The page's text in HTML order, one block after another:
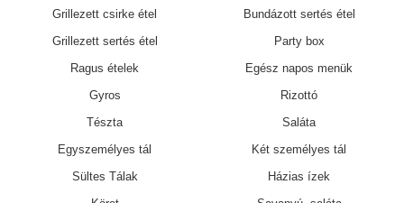
10 .db 40 cm Italian Style Pizza 15400 Ft
Grillezett csirke étel
Bundázott sertés étel
Grillezett sertés étel
Party box
Ragus ételek
Egész napos menük
Gyros
Rizottó
Tészta
Saláta
Egyszemélyes tál
Két személyes tál
Sültes Tálak
Házias ízek